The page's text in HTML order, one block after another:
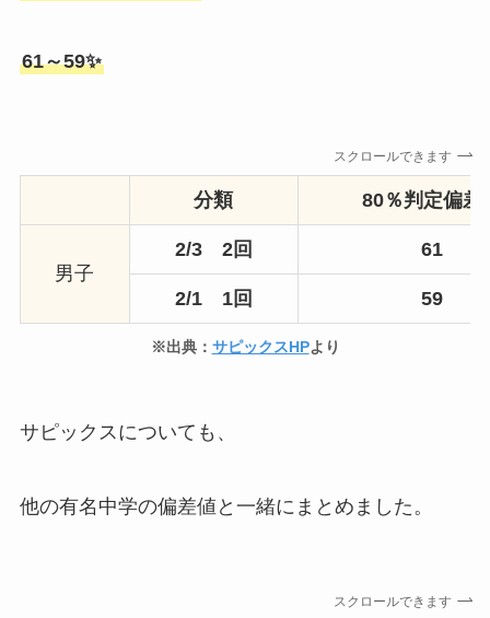
61～59✨
スクロールできます
分類 80％判定偏差
男子
2/3 2回 61
2/1 1回 59
※出典： サピックスHPより
サピックスについても、
他の有名中学の偏差値と一緒にまとめました。
スクロールできます